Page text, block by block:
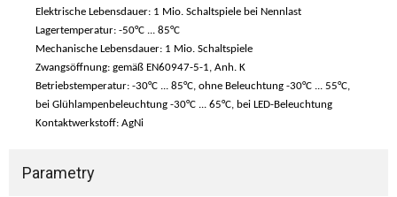
Elektrische Lebensdauer: 1 Mio. Schaltspiele bei Nennlast
Lagertemperatur: -50°C ... 85°C
Mechanische Lebensdauer: 1 Mio. Schaltspiele
Zwangsöffnung: gemäß EN60947-5-1, Anh. K
Betriebstemperatur: -30°C ... 85°C, ohne Beleuchtung -30°C ... 55°C,
bei Glühlampenbeleuchtung -30°C ... 65°C, bei LED-Beleuchtung
Kontaktwerkstoff: AgNi
Parametry